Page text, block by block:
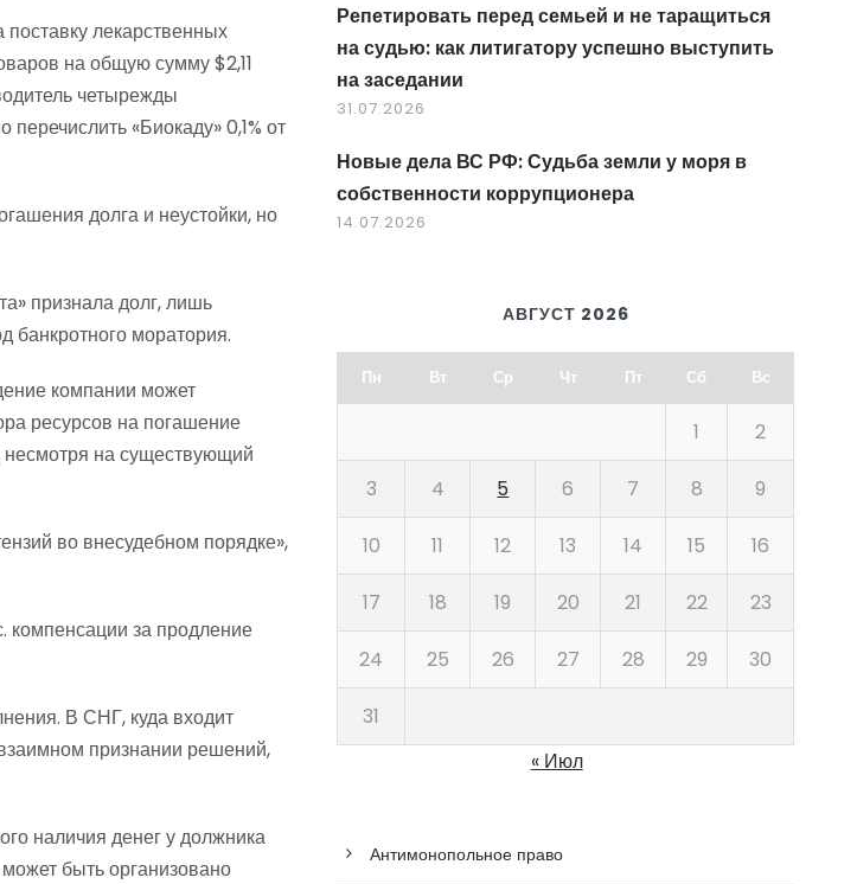
лекарственных
на общую сумму $2,11
четырежды
«Биокаду» 0,1% от
долга и неустойки, но
признала долг, лишь
банкротного моратория.
компании может
ресурсов на погашение
несмотря на существующий
во внесудебном порядке»,
компенсации за продление
В СНГ, куда входит
признании решений,
наличия денег у должника
быть организовано
Репетировать перед семьей и не таращиться
на судью: как литигатору успешно выступить
на заседании
31.07.2026
Новые дела ВС РФ: Судьба земли у моря в
собственности коррупционера
14.07.2026
АВГУСТ 2026
Пн Вт Ср Чт Пт Сб Вс
1 2
3 4 5 6 7 8 9
10 11 12 13 14 15 16
17 18 19 20 21 22 23
24 25 26 27 28 29 30
31
« Июл
Антимонопольное право